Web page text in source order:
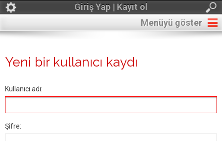
Giriş Yap | Kayıt ol
Menüyü göster
Yeni bir kullanıcı kaydı
Kullanıcı adı:
Şifre: